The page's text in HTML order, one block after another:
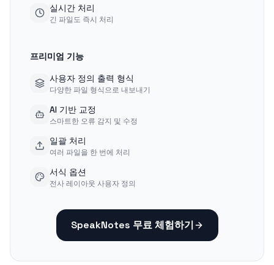
실시간 처리
긴 파일도 즉시 처리
프리미엄 기능
사용자 정의 출력 형식
다양한 파일 형식으로 내보내기
AI 기반 교정
스마트한 오류 감지 및 수정
일괄 처리
여러 파일을 한 번에 처리
서식 옵션
전사 레이아웃 사용자 정의
SpeakNotes 무료 체험하기